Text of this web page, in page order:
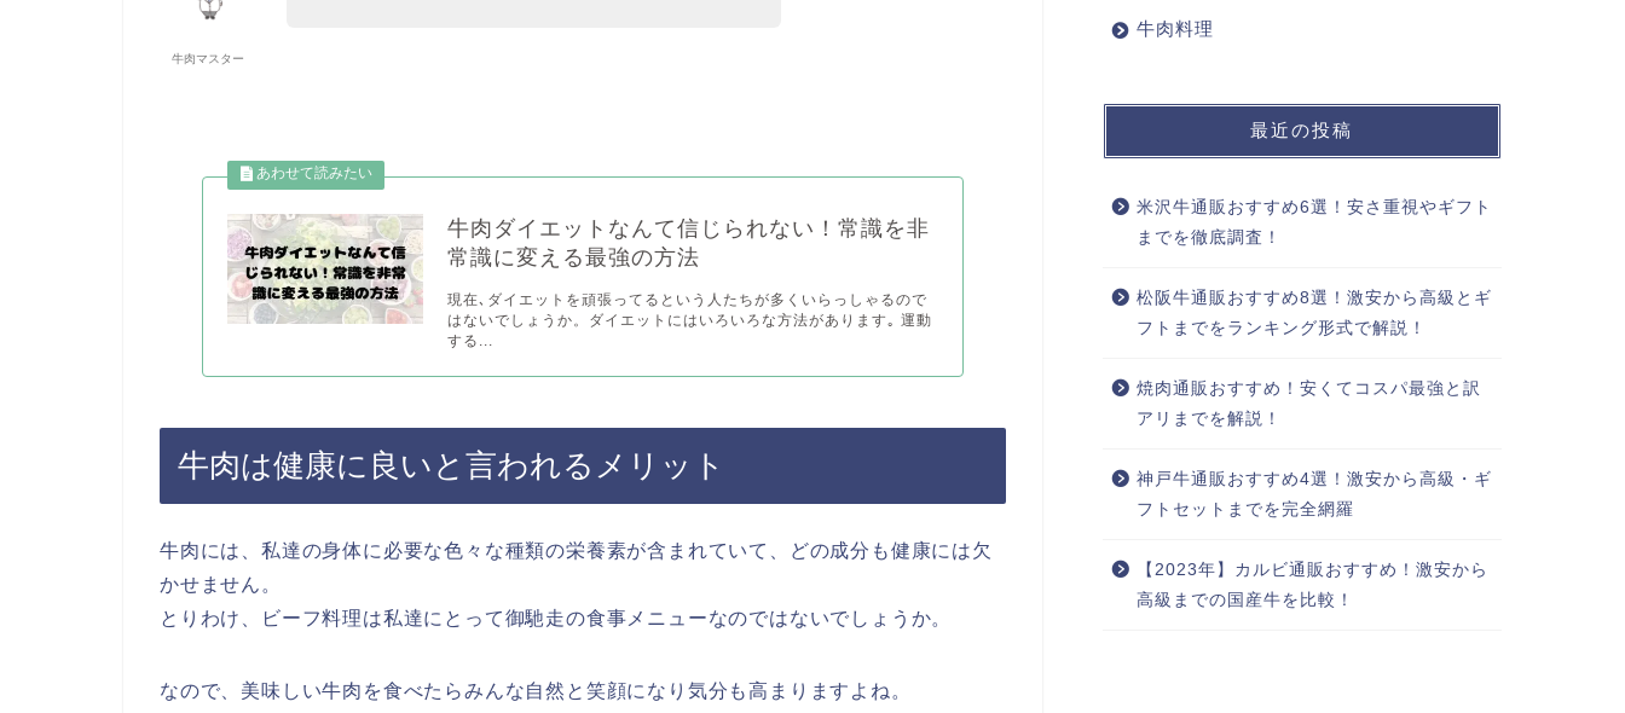
牛肉マスター
牛肉ダイエットなんて信じられない！常識を非
常識に変える最強の方法
現在､ダイエットを頑張ってるという人たちが多くいらっしゃるので
はないでしょうか。ダイエットにはいろいろな方法があります｡ 運動
する...
牛肉は健康に良いと言われるメリット
牛肉には、私達の身体に必要な色々な種類の栄養素が含まれていて、どの成分も健康には欠
かせません。
とりわけ、ビーフ料理は私達にとって御馳走の食事メニューなのではないでしょうか。
なので、美味しい牛肉を食べたらみんな自然と笑顔になり気分も高まりますよね。
牛肉料理
最近の投稿
米沢牛通販おすすめ6選！安さ重視やギフト
までを徹底調査！
松阪牛通販おすすめ8選！激安から高級とギ
フトまでをランキング形式で解説！
焼肉通販おすすめ！安くてコスパ最強と訳
アリまでを解説！
神戸牛通販おすすめ4選！激安から高級・ギ
フトセットまでを完全網羅
【2023年】カルビ通販おすすめ！激安から
高級までの国産牛を比較！